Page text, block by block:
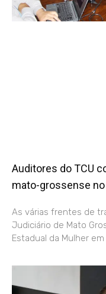
Auditores do TCU
mato-grossense
As várias frentes de
Judiciário de Mato
Estadual da Mulher